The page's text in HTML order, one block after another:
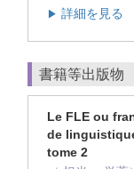
▶ 詳細を見る
書籍等出版物
Le FLE ou
de
tome 2